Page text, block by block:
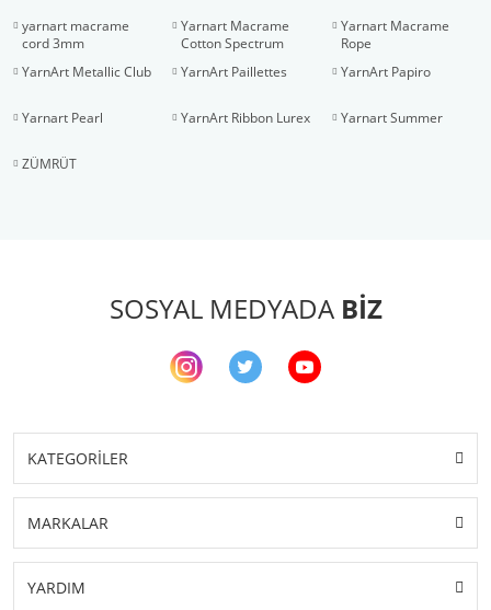
yarnart macrame
cord 3mm
Yarnart Macrame
Cotton Spectrum
Yarnart Macrame
Rope
YarnArt Metallic Club
YarnArt Paillettes YarnArt Papiro
Yarnart Pearl YarnArt Ribbon Lurex Yarnart Summer
ZÜMRÜT
SOSYAL MEDYADA BİZ
KATEGORİLER
MARKALAR
YARDIM